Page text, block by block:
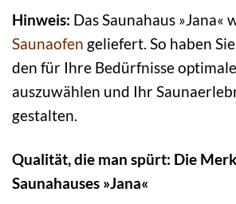
Hinweis: Das Saunahaus »Jana«
Saunaofen geliefert. So haben
den für Ihre Bedürfnisse
auszuwählen und Ihr
gestalten.
Qualität, die man spürt: Die
Saunahauses »Jana«